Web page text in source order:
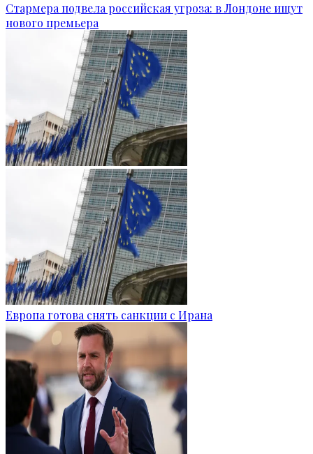
Стармера подвела российская угроза: в Лондоне ищут
нового премьера
Европа готова снять санкции с Ирана